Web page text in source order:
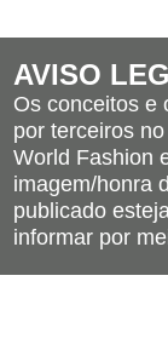
AVISO
Os conceitos e
por terceiros
World Fashion
imagem/honra
publicado
informar por